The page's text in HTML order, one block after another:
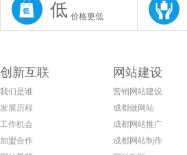
低 价格更低
创新互联
我们是谁
发展历程
工作机会
加盟合作
网站建设
营销网站建设
成都做网站
成都网站推广
成都网站制作